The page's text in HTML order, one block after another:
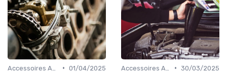
• 01/04/2025
• 30/03/2025